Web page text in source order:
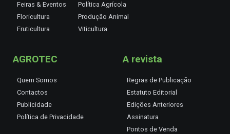
Feiras & Eventos
Floricultura
Fruticultura
Política Agrícola
Produção Animal
Viticultura
AGROTEC
Quem Somos
Contactos
Publicidade
Política de Privacidade
A revista
Regras de Publicação
Estatuto Editorial
Edições Anteriores
Assinatura
Pontos de Venda